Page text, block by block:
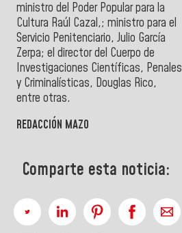
ministro del Poder Popular para la
Cultura Raúl Cazal,; ministro para el
Servicio Penitenciario, Julio García
Zerpa; el director del Cuerpo de
Investigaciones Científicas, Penales
y Criminalísticas, Douglas Rico,
entre otras.
REDACCIÓN MAZO
Comparte esta noticia: